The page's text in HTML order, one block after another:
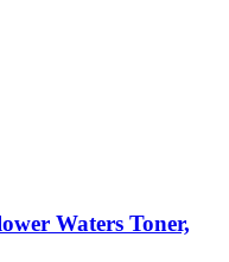
Waters Toner,